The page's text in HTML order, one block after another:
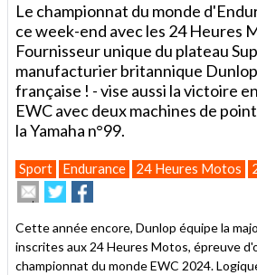
Le championnat du monde
ce week-end avec les 24 Heures
Fournisseur unique du plateau
manufacturier britannique
française ! - vise aussi la victoire
EWC avec deux machines de
la Yamaha n°99.
Sport Endurance 24 Heures Motos
Envoyer
cet
à
un
ami
Partager
sur
sur
Cette année encore, Dunlop équipe la
inscrites aux 24 Heures Motos, épreuve
championnat du monde EWC 2024.